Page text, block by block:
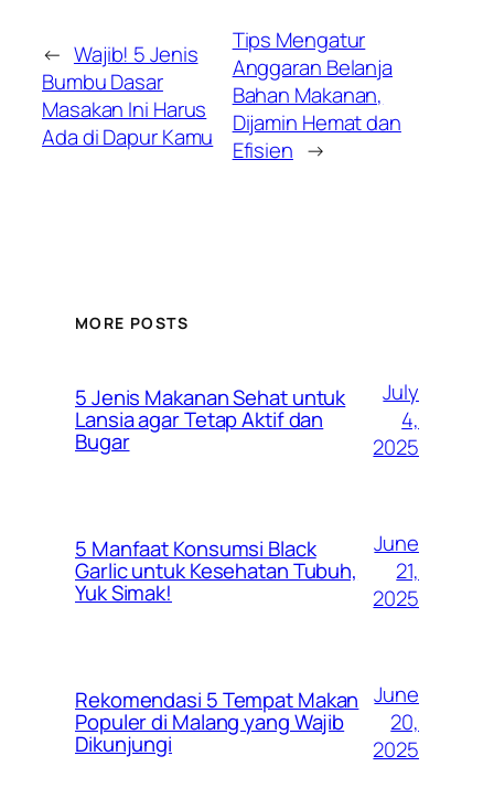
← Wajib! 5 Jenis
Bumbu Dasar
Masakan Ini Harus
Ada di Dapur Kamu
Tips Mengatur
Anggaran Belanja
Bahan Makanan,
Dijamin Hemat dan
Efisien →
MORE POSTS
5 Jenis Makanan Sehat untuk
Lansia agar Tetap Aktif dan
Bugar
July
4,
2025
5 Manfaat Konsumsi Black
Garlic untuk Kesehatan Tubuh,
Yuk Simak!
June
21,
2025
Rekomendasi 5 Tempat Makan
Populer di Malang yang Wajib
Dikunjungi
June
20,
2025